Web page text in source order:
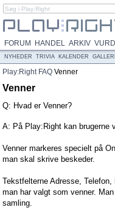
FORUM HANDEL ARKIV
NYHEDER TRIVIA KALENDER
Play:Right FAQ Venner
Venner
Q: Hvad er Venner?
A: På Play:Right kan brugerne
Venner markeres specielt på
man skal skrive beskeder.
Tekstfelterne Adresse,
man har valgt som venner.
samling.